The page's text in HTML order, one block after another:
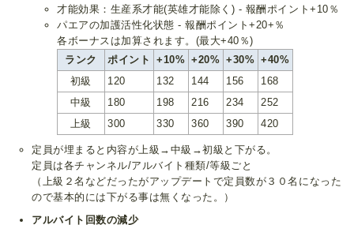
才能効果：生産系才能(英雄才能除く) - 報酬ポイント+10％
パエアの加護活性化状態 - 報酬ポイント+20+％
各ボーナスは加算されます。(最大+40％)
ランク
ポイント +10% +20% +30% +40%
初級
120 132 144 156
168
中級
180 198 216 234
252
上級
300 330 360 390 420
定員が埋まると内容が上級→中級→初級と下がる。
定員は各チャンネル/アルバイト種類/等級ごと
（上級２名などだったがアップデートで定員数が３０名になった
ので基本的には下がる事は無くなった。）
アルバイト回数の減少